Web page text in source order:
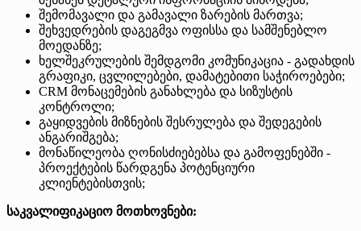
შემომავალი და გამავალი ზარების მართვა;
შეხვედრების დაგეგმვა ოფისსა და სამშენებლო
მოედანზე;
ხელშეკრულების შემდგომი კომუნიკაცია - გადახდის
გრაფიკი, ცვლილებები, დამატებითი საჭიროებები;
CRM მონაცემების განახლება და სიზუსტის
კონტროლი;
გაყიდვების მიზნების შესრულება და შედეგების
ანგარიშგება;
მონაწილეობა ღონისძიებებსა და გამოფენებში -
პროექტების წარდგენა პოტენციური
კლიენტებისთვის;
საკვალიფიკაციო მოთხოვნები: